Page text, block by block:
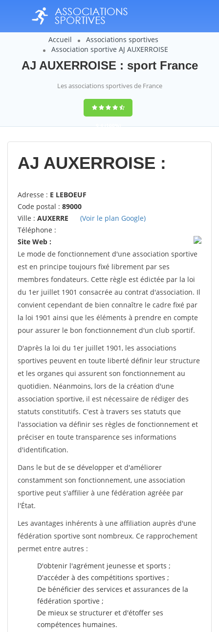
Accueil
Associations sportives
Association sportive AJ AUXERROISE
AJ AUXERROISE : sport France
Les associations sportives de France
9,4(100%)
14358votes
AJ AUXERROISE :
Adresse : E LEBOEUF
Code postal : 89000
Ville : AUXERRE
(Voir le plan Google)
Téléphone :
Site Web :
Le mode de fonctionnement d'une association sportive
est en principe toujours fixé librement par ses
membres fondateurs. Cette règle est édictée par la loi
du 1er juillet 1901 consacrée au contrat d'association. Il
convient cependant de bien connaître le cadre fixé par
la loi 1901 ainsi que les éléments à prendre en compte
pour assurer le bon fonctionnement d'un club sportif.
D'après la loi du 1er juillet 1901, les associations
sportives peuvent en toute liberté définir leur structure
et les organes qui assurent son fonctionnement au
quotidien. Néanmoins, lors de la création d'une
association sportive, il est nécessaire de rédiger des
statuts constitutifs. C'est à travers ses statuts que
l'association va définir ses règles de fonctionnement et
préciser en toute transparence ses informations
d'identification.
Dans le but de se développer et d'améliorer
constamment son fonctionnement, une association
sportive peut s'affilier à une fédération agréée par
l'État.
Les avantages inhérents à une affiliation auprès d'une
fédération sportive sont nombreux. Ce rapprochement
permet entre autres :
D'obtenir l'agrément jeunesse et sports ;
D'accéder à des compétitions sportives ;
De bénéficier des services et assurances de la
fédération sportive ;
De mieux se structurer et d'étoffer ses
compétences humaines.